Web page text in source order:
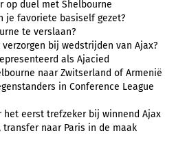
op duel met Shelbourne
je favoriete basiself gezet?
te verslaan?
bij wedstrijden van Ajax?
als Ajacied
naar Zwitserland of Armenië
in Conference League
het eerst trefzeker bij winnend Ajax
transfer naar Paris in de maak